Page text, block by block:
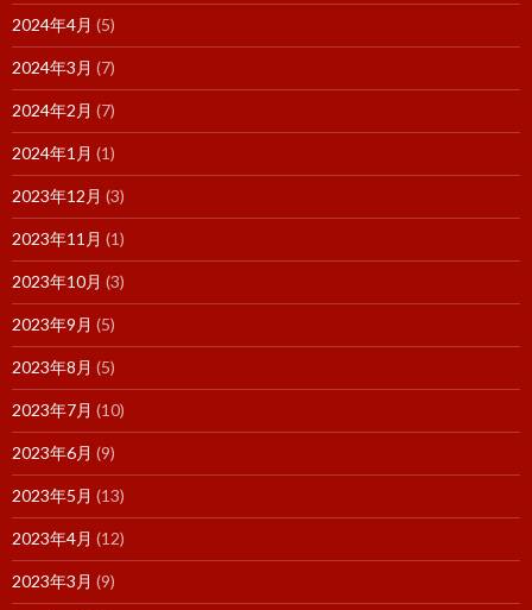
2024年4月 (5)
2024年3月 (7)
2024年2月 (7)
2024年1月 (1)
2023年12月 (3)
2023年11月 (1)
2023年10月 (3)
2023年9月 (5)
2023年8月 (5)
2023年7月 (10)
2023年6月 (9)
2023年5月 (13)
2023年4月 (12)
2023年3月 (9)